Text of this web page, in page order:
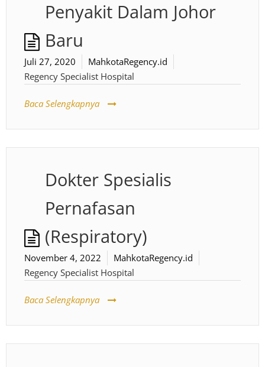
Penyakit Dalam Johor
Baru
Juli 27, 2020
MahkotaRegency.id
Regency Specialist Hospital
Baca Selengkapnya
Dokter Spesialis
Pernafasan
(Respiratory)
November 4, 2022
MahkotaRegency.id
Regency Specialist Hospital
Baca Selengkapnya